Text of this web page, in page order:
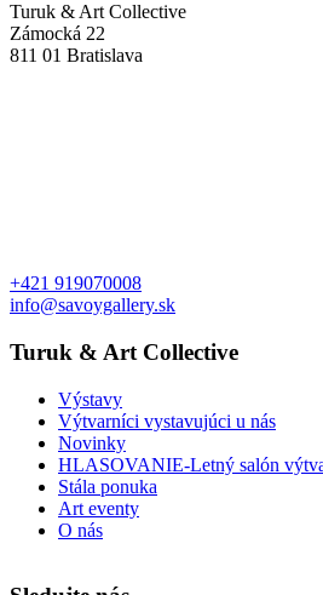
Turuk & Art Collective
Zámocká 22
811 01 Bratislava
+421 919070008
info@savoygallery.sk
Turuk & Art Collective
Výstavy
Výtvarníci vystavujúci u nás
Novinky
HLASOVANIE-Letný salón
Stála ponuka
Art eventy
O nás